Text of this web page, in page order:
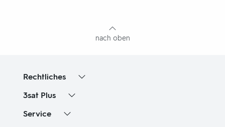
nach oben
Rechtliches
3sat Plus
Service